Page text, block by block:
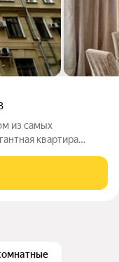
из самых
квартира
с большими